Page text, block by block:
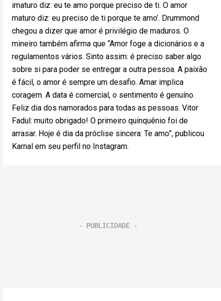
imaturo diz: eu te amo porque preciso de ti. O amor
maturo diz: eu preciso de ti porque te amo’. Drummond
chegou a dizer que amor é privilégio de maduros. O
mineiro também afirma que “Amor foge a dicionários e a
regulamentos vários. Sinto assim: é preciso saber algo
sobre si para poder se entregar a outra pessoa. A paixão
é fácil, o amor é sempre um desafio. Amar implica
coragem. A data é comercial, o sentimento é genuíno.
Feliz dia dos namorados para todas as pessoas. Vitor
Fadul: muito obrigado! O primeiro quinquênio foi de
arrasar. Hoje é dia da próclise sincera: Te amo”, publicou
Karnal em seu perfil no Instagram.